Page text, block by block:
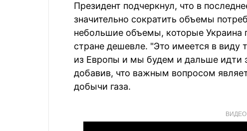
Президент подчеркнул, что в
значительно сократить объемы
небольшие объемы, которые Украина
стране дешевле. "Это имеется в виду
из Европы и мы будем и дальше идти
добавив, что важным вопросом
добычи газа.